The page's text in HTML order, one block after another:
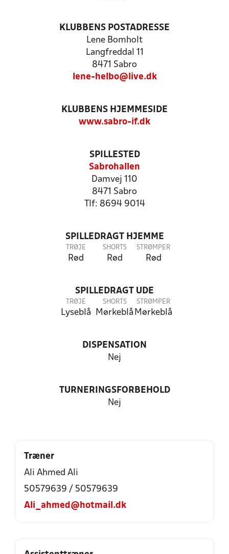
KLUBBENS POSTADRESSE
Lene Bomholt
Langfreddal 11
8471 Sabro
lene-helbo@live.dk
KLUBBENS HJEMMESIDE
www.sabro-if.dk
SPILLESTED
Sabrohallen
Damvej 110
8471 Sabro
Tlf: 8694 9014
SPILLEDRAGT HJEMME
TRØJE
Rød
SHORTS
Rød
STRØMPER
Rød
SPILLEDRAGT UDE
TRØJE
Lyseblå
SHORTS
Mørkeblå
STRØMPER
Mørkeblå
DISPENSATION
Nej
TURNERINGSFORBEHOLD
Nej
Træner
Ali Ahmed Ali
50579639 / 50579639
Ali_ahmed@hotmail.dk